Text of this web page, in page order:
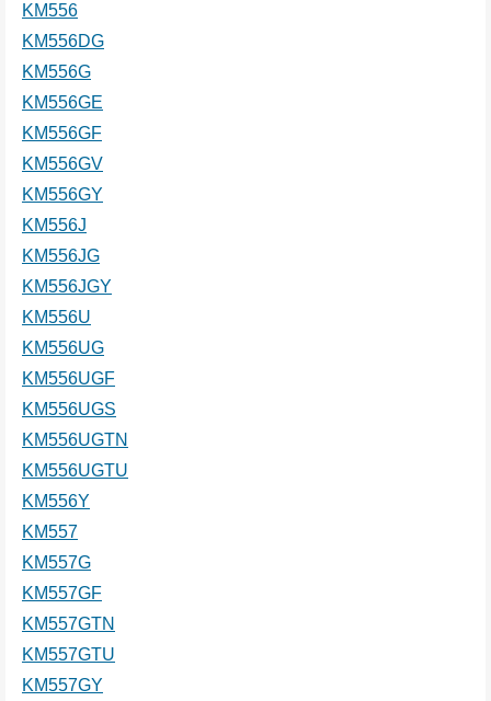
KM556
KM556DG
KM556G
KM556GE
KM556GF
KM556GV
KM556GY
KM556J
KM556JG
KM556JGY
KM556U
KM556UG
KM556UGF
KM556UGS
KM556UGTN
KM556UGTU
KM556Y
KM557
KM557G
KM557GF
KM557GTN
KM557GTU
KM557GY